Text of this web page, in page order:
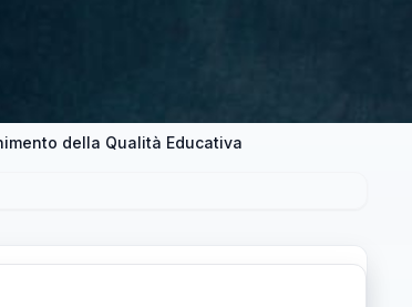
della Qualità Educativa